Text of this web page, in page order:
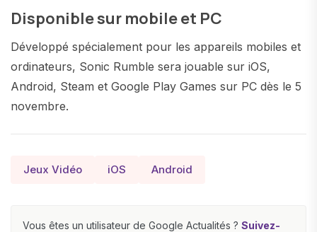
Disponible sur mobile et PC
Développé spécialement pour les appareils mobiles et
ordinateurs, Sonic Rumble sera jouable sur iOS,
Android, Steam et Google Play Games sur PC dès le 5
novembre.
Jeux Vidéo iOS Android
Vous êtes un utilisateur de Google Actualités ? Suivez-